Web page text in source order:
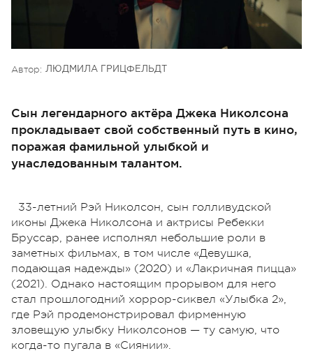
Автор: ЛЮДМИЛА ГРИЦФЕЛЬДТ
Сын легендарного актёра Джека Николсона
прокладывает свой собственный путь в кино,
поражая фамильной улыбкой и
унаследованным талантом.
33-летний Рэй Николсон, сын голливудской
иконы Джека Николсона и актрисы Ребекки
Бруссар, ранее исполнял небольшие роли в
заметных фильмах, в том числе «Девушка,
подающая надежды» (2020) и «Лакричная пицца»
(2021). Однако настоящим прорывом для него
стал прошлогодний хоррор-сиквел «Улыбка 2»,
где Рэй продемонстрировал фирменную
зловещую улыбку Николсонов — ту самую, что
когда-то пугала в «Сиянии».